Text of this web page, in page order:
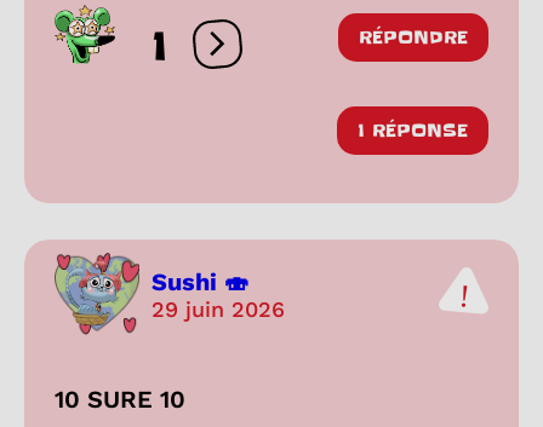
1 Ouvrir les réactions
RÉPONDRE
1 RÉPONSE
Sushi 🍣
29 juin 2026
10 SURE 10